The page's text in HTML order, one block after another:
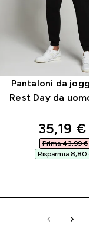
Pantaloni da
Rest Day da uomo -
35,19 €‎
Prima 43,99 €‎
Risparmia 8,80 €‎